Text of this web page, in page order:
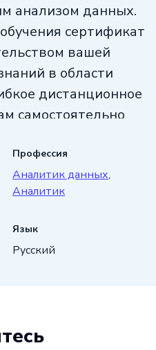
анализом данных.
сертификат
вашей
в области
дистанционное
самостоятельно
и станьте
Профессия
Аналитик данных,
Аналитик
Язык
Русский